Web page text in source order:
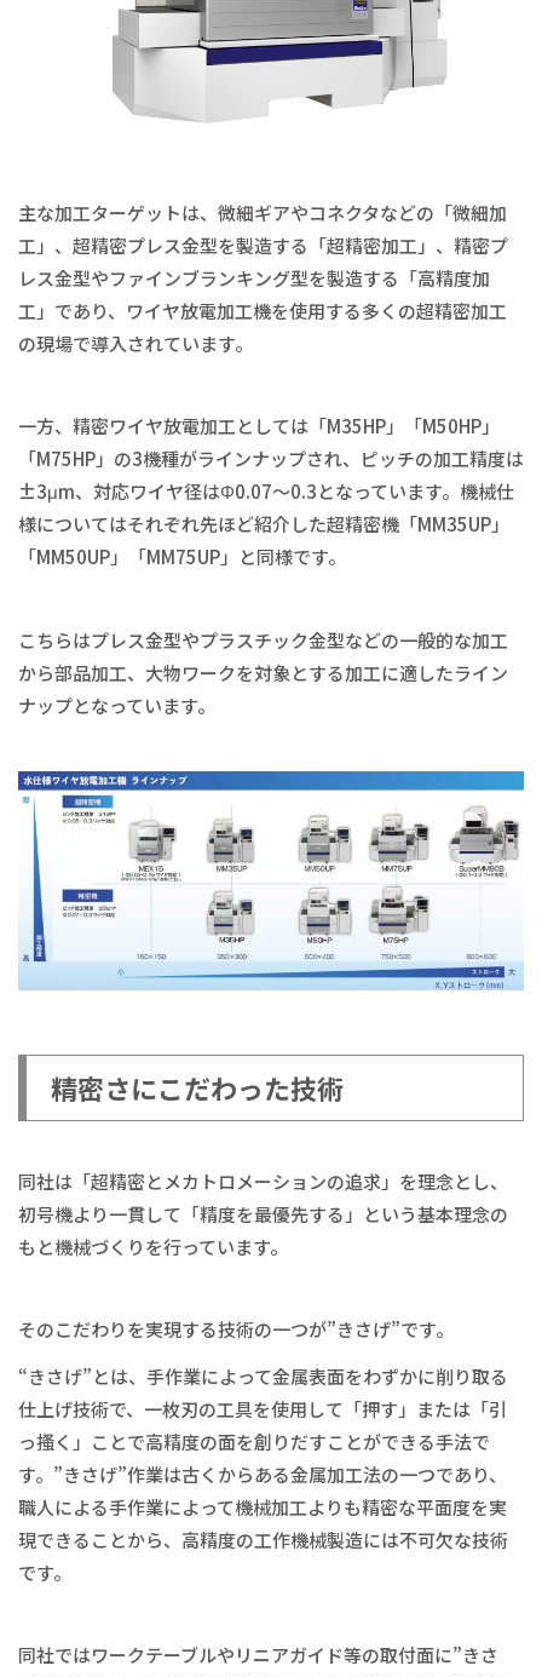
主な加工ターゲットは、微細ギアやコネクタなどの「微細加
工」、超精密プレス金型を製造する「超精密加工」、精密プ
レス金型やファインブランキング型を製造する「高精度加
工」であり、ワイヤ放電加工機を使用する多くの超精密加工
の現場で導入されています。
一方、精密ワイヤ放電加工としては「M35HP」「M50HP」
「M75HP」の3機種がラインナップされ、ピッチの加工精度は
±3μm、対応ワイヤ径はΦ0.07～0.3となっています。機械仕
様についてはそれぞれ先ほど紹介した超精密機「MM35UP」
「MM50UP」「MM75UP」と同様です。
こちらはプレス金型やプラスチック金型などの一般的な加工
から部品加工、大物ワークを対象とする加工に適したライン
ナップとなっています。
精密さにこだわった技術
同社は「超精密とメカトロメーションの追求」を理念とし、
初号機より一貫して「精度を最優先する」という基本理念の
もと機械づくりを行っています。
そのこだわりを実現する技術の一つが”きさげ”です。
“きさげ”とは、手作業によって金属表面をわずかに削り取る
仕上げ技術で、一枚刃の工具を使用して「押す」または「引
っ搔く」ことで高精度の面を創りだすことができる手法で
す。”きさげ”作業は古くからある金属加工法の一つであり、
職人による手作業によって機械加工よりも精密な平面度を実
現できることから、高精度の工作機械製造には不可欠な技術
です。
同社ではワークテーブルやリニアガイド等の取付面に”きさ